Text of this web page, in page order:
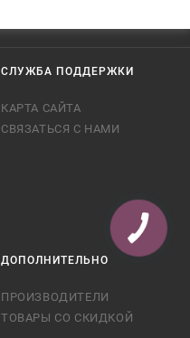
СЛУЖБА ПОДДЕРЖКИ
КАРТА САЙТА
СВЯЗАТЬСЯ С НАМИ
ДОПОЛНИТЕЛЬНО
ПРОИЗВОДИТЕЛИ
ТОВАРЫ СО СКИДКОЙ
КНОПКА
СВЯЗИ